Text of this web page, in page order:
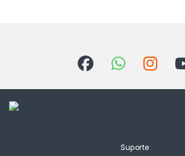
Suporte